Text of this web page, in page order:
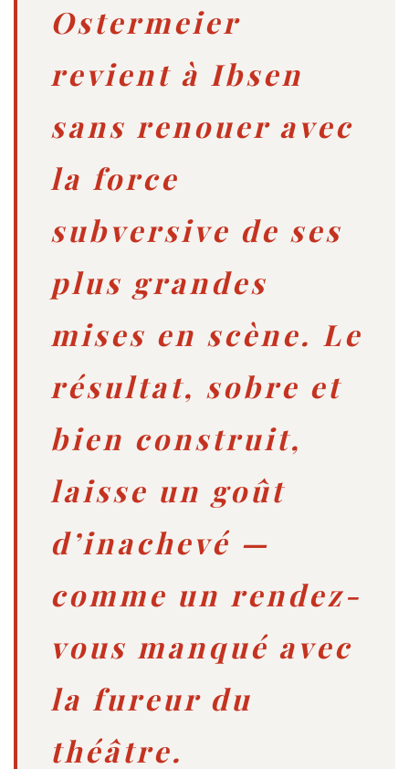
Ostermeier
revient à Ibsen
sans renouer avec
la force
subversive de ses
plus grandes
mises en scène. Le
résultat, sobre et
bien construit,
laisse un goût
d’inachevé —
comme un rendez-
vous manqué avec
la fureur du
théâtre.